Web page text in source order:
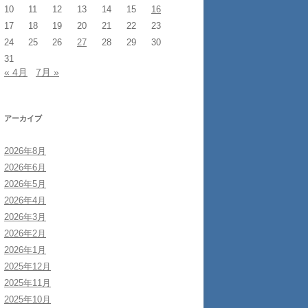
10
11 12 13 14 15
16
17
18 19 20 21 22
23
24
25 26 27 28 29
30
31
« 4月 7月 »
アーカイブ
2026年8月
2026年6月
2026年5月
2026年4月
2026年3月
2026年2月
2026年1月
2025年12月
2025年11月
2025年10月